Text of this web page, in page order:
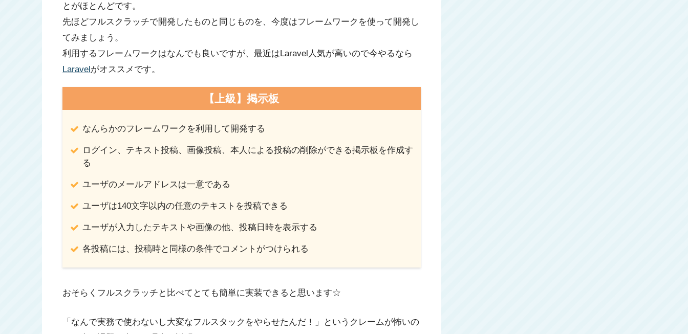
とがほとんどです。
先ほどフルスクラッチで開発したものと同じものを、今度はフレームワークを使って開発し
てみましょう。
利用するフレームワークはなんでも良いですが、最近はLaravel人気が高いので今やるなら
Laravelがオススメです。
【上級】掲示板
なんらかのフレームワークを利用して開発する
ログイン、テキスト投稿、画像投稿、本人による投稿の削除ができる掲示板を作成す
る
ユーザのメールアドレスは一意である
ユーザは140文字以内の任意のテキストを投稿できる
ユーザが入力したテキストや画像の他、投稿日時を表示する
各投稿には、投稿時と同様の条件でコメントがつけられる
おそらくフルスクラッチと比べてとても簡単に実装できると思います☆
「なんで実務で使わないし大変なフルスタックをやらせたんだ！」というクレームが怖いの